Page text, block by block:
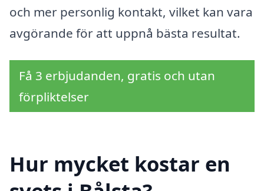
och mer personlig kontakt, vilket kan vara
avgörande för att uppnå bästa resultat.
Få 3 erbjudanden, gratis och utan
förpliktelser
Hur mycket kostar en